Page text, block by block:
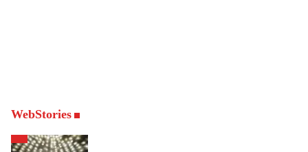
WebStories